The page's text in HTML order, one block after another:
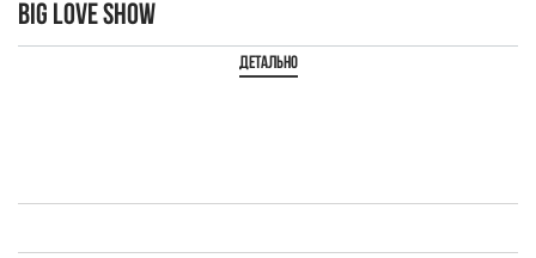
Big Love Show
Детально